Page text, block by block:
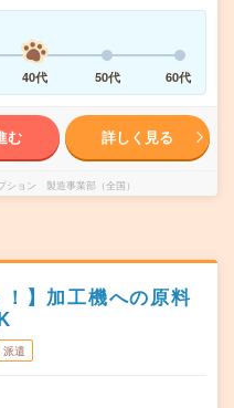
40代 50代 60代
む 詳しく見る
ション 製造事業部（全国）
！】加工機への原料
派遣